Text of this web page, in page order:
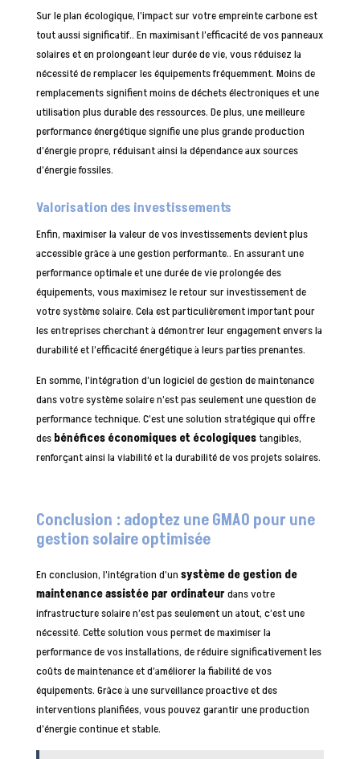
Sur le plan écologique, l’impact sur votre empreinte carbone est
tout aussi significatif.. En maximisant l’efficacité de vos panneaux
solaires et en prolongeant leur durée de vie, vous réduisez la
nécessité de remplacer les équipements fréquemment. Moins de
remplacements signifient moins de déchets électroniques et une
utilisation plus durable des ressources. De plus, une meilleure
performance énergétique signifie une plus grande production
d’énergie propre, réduisant ainsi la dépendance aux sources
d’énergie fossiles.
Valorisation des investissements
Enfin, maximiser la valeur de vos investissements devient plus
accessible grâce à une gestion performante.. En assurant une
performance optimale et une durée de vie prolongée des
équipements, vous maximisez le retour sur investissement de
votre système solaire. Cela est particulièrement important pour
les entreprises cherchant à démontrer leur engagement envers la
durabilité et l’efficacité énergétique à leurs parties prenantes.
En somme, l’intégration d’un logiciel de gestion de maintenance
dans votre système solaire n’est pas seulement une question de
performance technique. C’est une solution stratégique qui offre
des bénéfices économiques et écologiquestangibles,
renforçant ainsi la viabilité et la durabilité de vos projets solaires.
Conclusion : adoptez une GMAO pour une
gestion solaire optimisée
En conclusion, l’intégration d’un système de gestion de
maintenance assistée par ordinateurdans votre
infrastructure solaire n’est pas seulement un atout, c’est une
nécessité. Cette solution vous permet de maximiser la
performance de vos installations, de réduire significativement les
coûts de maintenance et d’améliorer la fiabilité de vos
équipements. Grâce à une surveillance proactive et des
interventions planifiées, vous pouvez garantir une production
d’énergie continue et stable.